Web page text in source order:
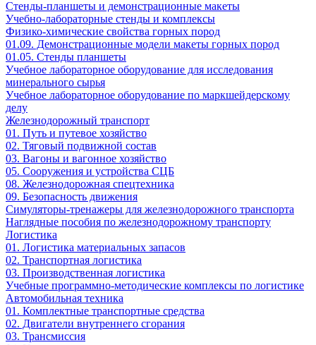
Стенды-планшеты и демонстрационные макеты
Учебно-лабораторные стенды и комплексы
Физико-химические свойства горных пород
01.09. Демонстрационные модели макеты горных пород
01.05. Стенды планшеты
Учебное лабораторное оборудование для исследования
минерального сырья
Учебное лабораторное оборудование по маркшейдерскому
делу
Железнодорожный транспорт
01. Путь и путевое хозяйство
02. Тяговый подвижной состав
03. Вагоны и вагонное хозяйство
05. Сооружения и устройства СЦБ
08. Железнодорожная спецтехника
09. Безопасность движения
Симуляторы-тренажеры для железнодорожного транспорта
Наглядные пособия по железнодорожному транспорту
Логистика
01. Логистика материальных запасов
02. Транспортная логистика
03. Производственная логистика
Учебные программно-методические комплексы по логистике
Автомобильная техника
01. Комплектные транспортные средства
02. Двигатели внутреннего сгорания
03. Трансмиссия